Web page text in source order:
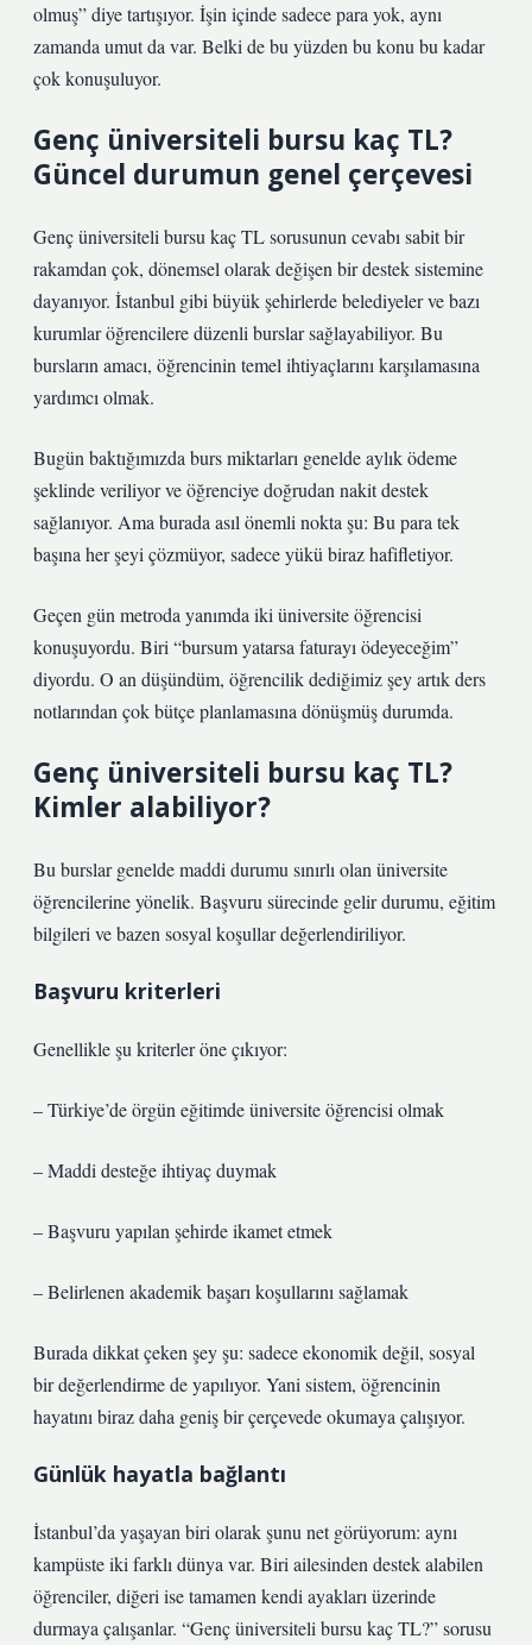
olmuş” diye tartışıyor. İşin içinde sadece para yok, aynı
zamanda umut da var. Belki de bu yüzden bu konu bu kadar
çok konuşuluyor.
Genç üniversiteli bursu kaç TL?
Güncel durumun genel çerçevesi
Genç üniversiteli bursu kaç TL sorusunun cevabı sabit bir
rakamdan çok, dönemsel olarak değişen bir destek sistemine
dayanıyor. İstanbul gibi büyük şehirlerde belediyeler ve bazı
kurumlar öğrencilere düzenli burslar sağlayabiliyor. Bu
bursların amacı, öğrencinin temel ihtiyaçlarını karşılamasına
yardımcı olmak.
Bugün baktığımızda burs miktarları genelde aylık ödeme
şeklinde veriliyor ve öğrenciye doğrudan nakit destek
sağlanıyor. Ama burada asıl önemli nokta şu: Bu para tek
başına her şeyi çözmüyor, sadece yükü biraz hafifletiyor.
Geçen gün metroda yanımda iki üniversite öğrencisi
konuşuyordu. Biri “bursum yatarsa faturayı ödeyeceğim”
diyordu. O an düşündüm, öğrencilik dediğimiz şey artık ders
notlarından çok bütçe planlamasına dönüşmüş durumda.
Genç üniversiteli bursu kaç TL?
Kimler alabiliyor?
Bu burslar genelde maddi durumu sınırlı olan üniversite
öğrencilerine yönelik. Başvuru sürecinde gelir durumu, eğitim
bilgileri ve bazen sosyal koşullar değerlendiriliyor.
Başvuru kriterleri
Genellikle şu kriterler öne çıkıyor:
– Türkiye’de örgün eğitimde üniversite öğrencisi olmak
– Maddi desteğe ihtiyaç duymak
– Başvuru yapılan şehirde ikamet etmek
– Belirlenen akademik başarı koşullarını sağlamak
Burada dikkat çeken şey şu: sadece ekonomik değil, sosyal
bir değerlendirme de yapılıyor. Yani sistem, öğrencinin
hayatını biraz daha geniş bir çerçevede okumaya çalışıyor.
Günlük hayatla bağlantı
İstanbul’da yaşayan biri olarak şunu net görüyorum: aynı
kampüste iki farklı dünya var. Biri ailesinden destek alabilen
öğrenciler, diğeri ise tamamen kendi ayakları üzerinde
durmaya çalışanlar. “Genç üniversiteli bursu kaç TL?” sorusu